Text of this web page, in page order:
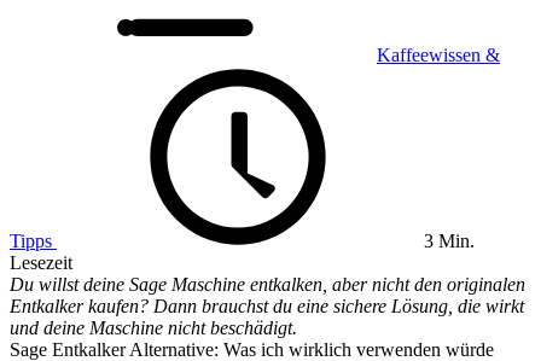
Kaffeewissen &
Tipps
3 Min.
Lesezeit
Du willst deine Sage Maschine entkalken, aber nicht den originalen
Entkalker kaufen? Dann brauchst du eine sichere Lösung, die wirkt
und deine Maschine nicht beschädigt.
Sage Entkalker Alternative: Was ich wirklich verwenden würde